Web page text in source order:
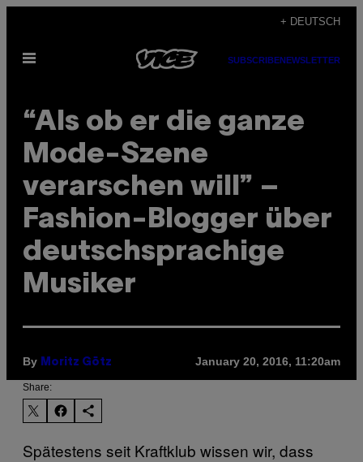
content
+ DEUTSCH
Open
SUBSCRIBENEWSLETTER
“Als ob er die ganze
Mode-Szene
verarschen will” –
Fashion-Blogger über
deutschsprachige
Musiker
By Moritz Götz January 20, 2016, 11:20am
Share:
Spätestens seit Kraftklub wissen wir, dass